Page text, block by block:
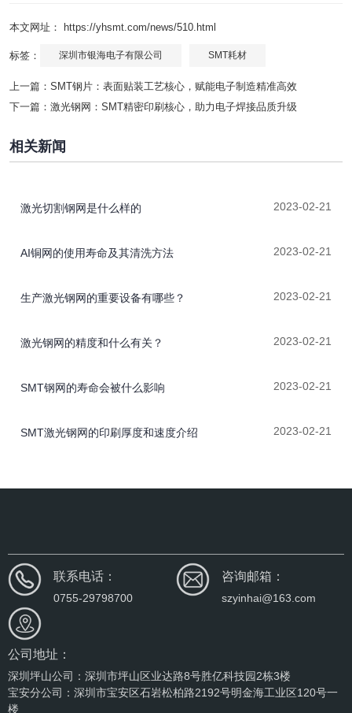
本文网址： https://yhsmt.com/news/510.html
标签： 深圳市银海电子有限公司 SMT耗材
上一篇： SMT钢片：表面贴装工艺核心，赋能电子制造精准高效
下一篇： 激光钢网：SMT精密印刷核心，助力电子焊接品质升级
相关新闻
2023-02-21
激光切割钢网是什么样的
2023-02-21
AI铜网的使用寿命及其清洗方法
2023-02-21
生产激光钢网的重要设备有哪些？
2023-02-21
激光钢网的精度和什么有关？
2023-02-21
SMT钢网的寿命会被什么影响
2023-02-21
SMT激光钢网的印刷厚度和速度介绍
联系电话：
0755-29798700
咨询邮箱：
szyinhai@163.com
公司地址：
深圳坪山公司：深圳市坪山区业达路8号胜亿科技园2栋3楼
宝安分公司：深圳市宝安区石岩松柏路2192号明金海工业区120号一
楼